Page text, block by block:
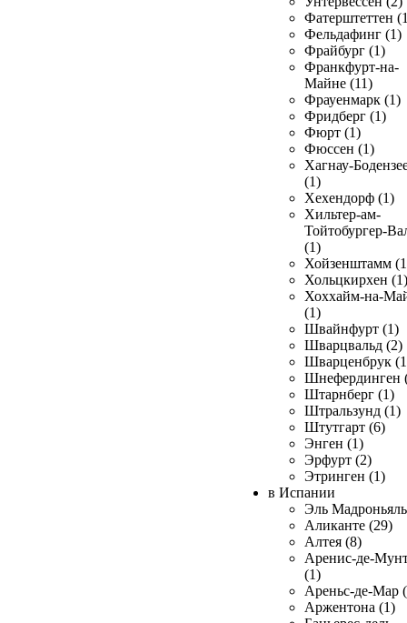
Фатерштеттен
Фельдафинг (1)
Фрайбург (1)
Франкфурт-на-
Майне (11)
Фрауенмарк (1)
Фридберг (1)
Фюрт (1)
Фюссен (1)
Хагнау-
(1)
Хехендорф (1)
Хильтер-ам-
Тойтобургер-
(1)
Хойзенштамм
Хольцкирхен (1)
Хоххайм-на-
(1)
Швайнфурт (1)
Шварцвальд (2)
Шварценбрук
Шнефердинген
Штарнберг (1)
Штральзунд (1)
Штутгарт (6)
Энген (1)
Эрфурт (2)
Этринген (1)
в Испании
Эль
Аликанте (29)
Алтея (8)
Аренис-де-
(1)
Ареньс-де-Мар
Аржентона (1)